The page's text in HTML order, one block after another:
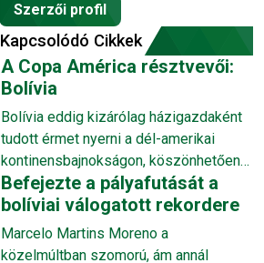
Szerzői profil
Kapcsolódó Cikkek
A Copa América résztvevői:
Bolívia
Bolívia eddig kizárólag házigazdaként
tudott érmet nyerni a dél-amerikai
kontinensbajnokságon, köszönhetően
annak, hogy játékosai a 3600 méteres
tengerszint feletti magasságot –
házigazdaként – jobban viselik, mint az
odalátogató vendégek. Az egyik hazai
Befejezte a pályafutását a
bolíviai válogatott rekordere
Marcelo Martins Moreno a
közelmúltban szomorú, ám annál